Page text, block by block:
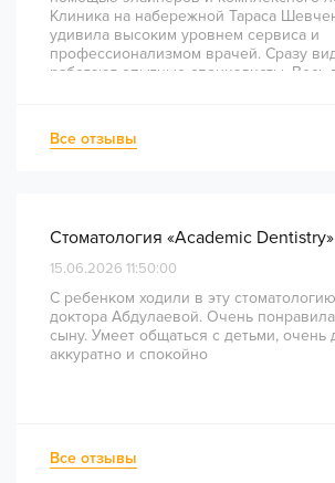
Клиника на набережной Тараса
удивила высоким уровнем сервиса и
профессионализмом врачей. Сразу
работают опытные специалисты. Весь
непростое перелечивание каналов
комфортно и безболезненно.
Все отзывы
Стоматология «Academic Dentistry»
15.06.2026 11:50:00
С ребенком ходили в эту
доктора Абдулаевой. Очень
сыну. Умеет общаться с детьми, очень
аккуратно и спокойно
Все отзывы